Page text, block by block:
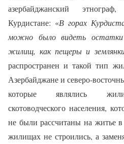
азербайджанский
Курдистане: «В горах
можно было видеть
жилищ, как пещеры и
распространен и такой тип
Азербайджане и северо-
которые являлись
скотоводческого населения,
не были рассчитаны на житье
жилищах не строились, а